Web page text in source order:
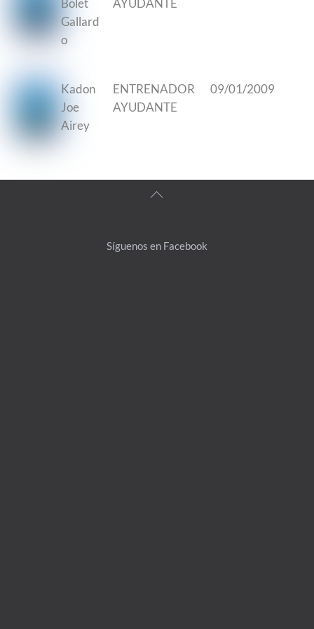
Bolet
Gallard
o
AYUDANTE
Kadon
Joe
Airey
ENTRENADOR
AYUDANTE
09/01/2009
Back
Síguenos en Facebook